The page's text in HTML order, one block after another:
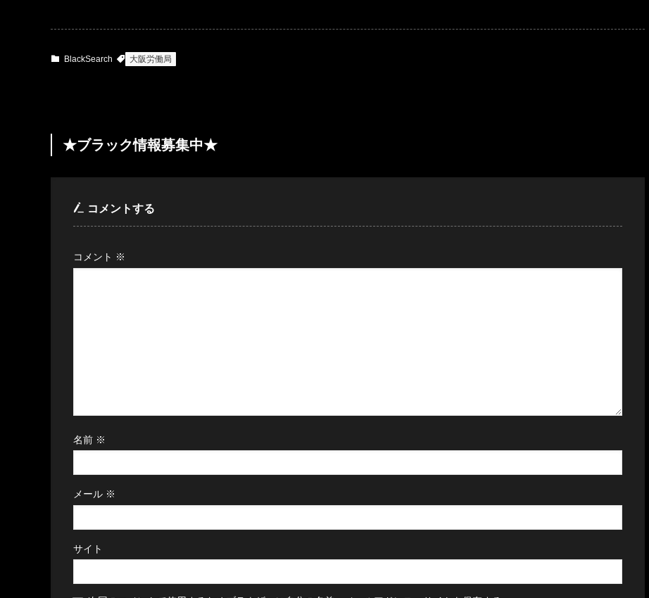
BlackSearch 大阪労働局
★ブラック情報募集中★
コメントする
コメント ※
名前 ※
メール ※
サイト